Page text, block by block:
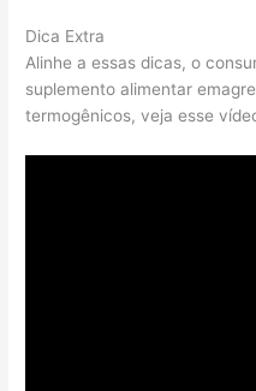
Dica Extra
Alinhe a essas dicas, o
suplemento alimentar
termogênicos, veja esse